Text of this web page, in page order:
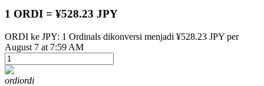
USDT Berjangka
1 ORDI = ¥528.23 JPY
ORDI ke JPY: 1 Ordinals dikonversi menjadi ¥528.23 JPY per
August 7 at 7:59 AM
ordiordi